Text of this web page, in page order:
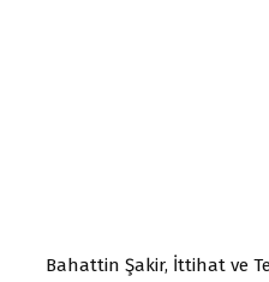
Bahattin Şakir, İttihat ve